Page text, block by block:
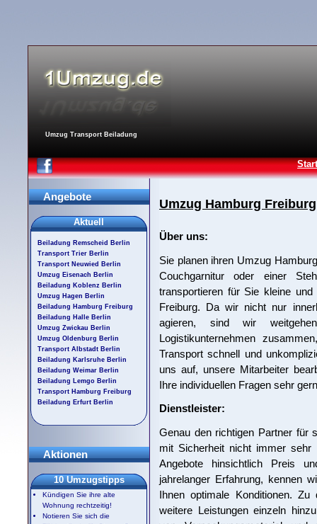
Umzug Transport Beiladung
Umzug Hamburg Freiburg
Über uns:
Sie planen ihren Umzug
Couchgarnitur oder einer
transportieren für Sie kleine
Freiburg. Da wir nicht nur
agieren, sind wir
Logistikunternehmen
Transport schnell und
uns auf, unsere Mitarbeiter
Ihre individuellen Fragen sehr
Dienstleister:
Genau den richtigen Partner für
mit Sicherheit nicht immer sehr
Angebote hinsichtlich Preis
jahrelanger Erfahrung, kennen
Ihnen optimale Konditionen. Zu
weitere Leistungen einzeln
Angebote
Aktuell
Beiladung Remscheid Berlin
Transport Trier Berlin
Transport Neuwied Berlin
Umzug Eisenach Berlin
Beiladung Koblenz Berlin
Umzug Hagen Berlin
Beiladung Hamburg Freiburg
Beiladung Halle Berlin
Umzug Zwickau Berlin
Umzug Oldenburg Berlin
Transport Albstadt Berlin
Beiladung Karlsruhe Berlin
Beiladung Weimar Berlin
Beiladung Lemgo Berlin
Transport Hamburg Freiburg
Beiladung Erfurt Berlin
Aktionen
10 Umzugstipps
Kündigen Sie ihre alte
Wohnung rechtzeitig!
Notieren Sie sich die